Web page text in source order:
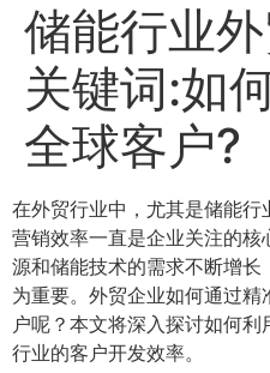
储能行业
关键词:如
全球客户?
在外贸行业中，尤其是储能
营销效率一直是企业关注的
源和储能技术的需求不断增
为重要。外贸企业如何通过
户呢？本文将深入探讨如何
行业的客户开发效率。